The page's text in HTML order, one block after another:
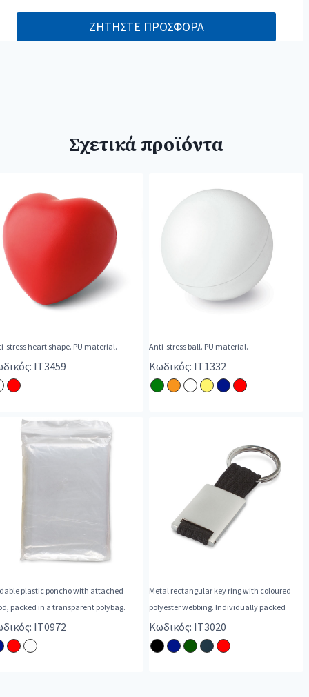
ΖΗΤΗΣΤΕ ΠΡΟΣΦΟΡΑ
Σχετικά προϊόντα
stress heart shape. PU material.
IT3459
Anti-stress ball. PU material.
Κωδικός: IT1332
plastic poncho with attached
packed in a transparent polybag.
IT0972
Metal rectangular key ring with coloured
polyester webbing. Individually packed
Κωδικός: IT3020